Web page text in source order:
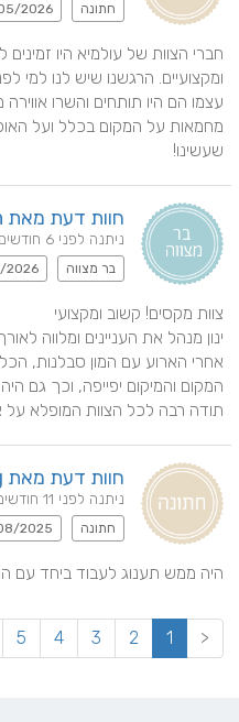
חתונה 2026
שעשינו!
חוות דעת מאת galit cohen
ניתנה לפני 6 חודשים
בר מצווה 2026
תודה רבה לכל הצוות המופלא על
חוות דעת מאת Hindy Ginsberg
ניתנה לפני 11 חודשים
חתונה 2025
היה ממש תענוג לעבוד ביחד עם
<
1
2
3
4
5